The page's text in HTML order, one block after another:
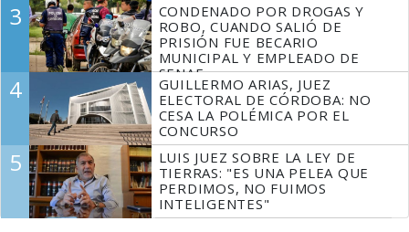
3
CONDENADO POR DROGAS Y
ROBO, CUANDO SALIÓ DE
PRISIÓN FUE BECARIO
MUNICIPAL Y EMPLEADO DE
SENAF
4
GUILLERMO ARIAS, JUEZ
ELECTORAL DE CÓRDOBA: NO
CESA LA POLÉMICA POR EL
CONCURSO
5
LUIS JUEZ SOBRE LA LEY DE
TIERRAS: "ES UNA PELEA QUE
PERDIMOS, NO FUIMOS
INTELIGENTES"